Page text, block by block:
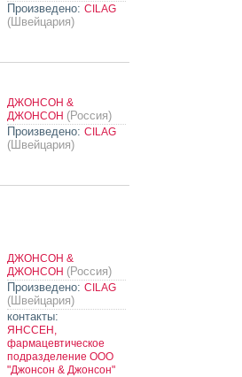
Произведено: CILAG
(Швейцария)
ДЖОНСОН &
ДЖОНСОН (Россия)
Произведено: CILAG
(Швейцария)
ДЖОНСОН &
ДЖОНСОН (Россия)
Произведено: CILAG
(Швейцария)
контакты:
ЯНССЕН,
фармацевтическое
подразделение ООО
"Джонсон & Джонсон"